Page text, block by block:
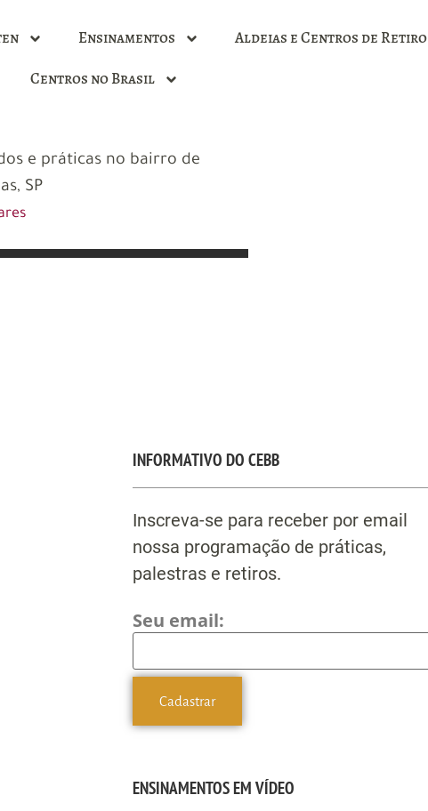
Ensinamentos
Aldeias e Centros de Retiro
Centros no Brasil
e práticas no bairro de
SP
INFORMATIVO DO CEBB
Inscreva-se para receber por email
nossa programação de práticas,
palestras e retiros.
Seu email:
ENSINAMENTOS EM VÍDEO